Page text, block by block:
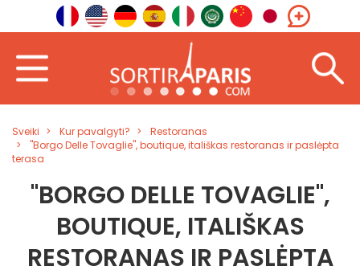
Sveiki Kur pavalgyti?
Restoranas
"Borgo Delle Tovaglie", boutique, itališkas restoranas ir paslėpta
terasa
"BORGO DELLE TOVAGLIE",
BOUTIQUE, ITALIŠKAS
RESTORANAS IR PASLĖPTA